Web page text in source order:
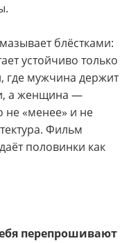
блёстками:
устойчиво только
где мужчина держит
а женщина —
не «менее» и не
Фильм
половинки как
перепрошивают